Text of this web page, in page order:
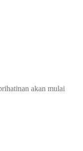
akan mulai